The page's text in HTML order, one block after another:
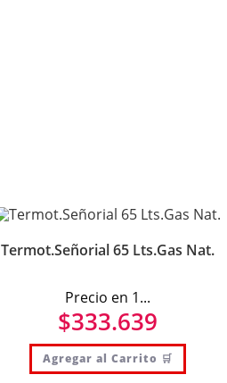
Termot.Señorial 65 Lts.Gas Nat.
Precio en 1...
$333.639
Agregar al Carrito 🛒